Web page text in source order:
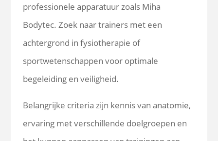
professionele apparatuur zoals Miha
Bodytec. Zoek naar trainers met een
achtergrond in fysiotherapie of
sportwetenschappen voor optimale
begeleiding en veiligheid.
Belangrijke criteria zijn kennis van anatomie,
ervaring met verschillende doelgroepen en